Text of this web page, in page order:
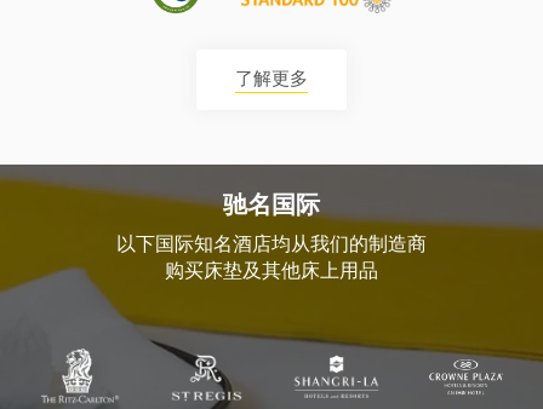
了解更多
驰名国际
以下国际知名酒店均从我们的制造商
购买床垫及其他床上用品